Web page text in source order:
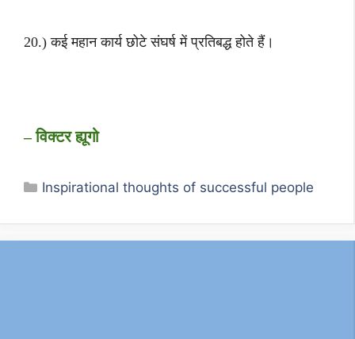
20.) कई महान कार्य छोटे संघर्ष में प्रतिबद्ध होते हैं।
– विक्टर ह्यूगो
Categories
Inspirational thoughts of successful people